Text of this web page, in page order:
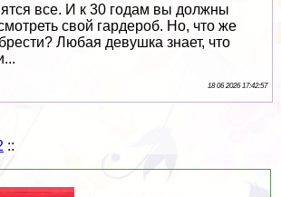
все. И к 30 годам вы должны
свой гардероб. Но, что же
Любая дeвyшка знает, что
18 06 2026 17:42:57
::